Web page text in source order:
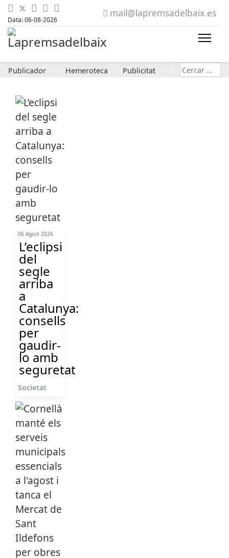
Data: 06-08-2026
mail@lapremsadelbaix.es
Publicador Hemeroteca Publicitat Cerca
06 Agost 2026
L’eclipsi
del
segle
arriba
a
Catalunya:
consells
per
gaudir-
lo amb
seguretat
Societat